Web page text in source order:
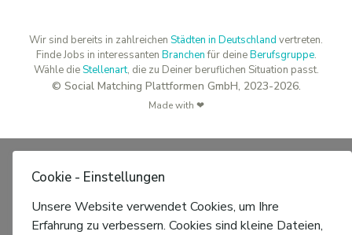
Wir sind bereits in zahlreichen Städten in Deutschland vertreten.
Finde Jobs in interessanten Branchenfür deineBerufsgruppe.
Wähle dieStellenart, die zu Deiner beruflichen Situation passt.
© Social Matching Plattformen GmbH, 2023-2026.
Made with ❤
Cookie - Einstellungen
Unsere Website verwendet Cookies, um Ihre
Erfahrung zu verbessern. Cookies sind kleine Dateien,